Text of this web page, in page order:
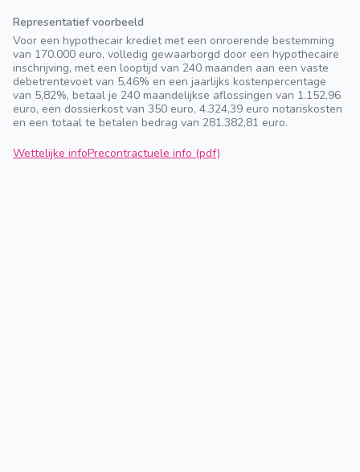
Representatief voorbeeld
Voor een hypothecair krediet met een onroerende bestemming
van 170.000 euro, volledig gewaarborgd door een hypothecaire
inschrijving, met een looptijd van 240 maanden aan een vaste
debetrentevoet van 5,46% en een jaarlijks kostenpercentage
van 5,82%, betaal je 240 maandelijkse aflossingen van 1.152,96
euro, een dossierkost van 350 euro, 4.324,39 euro notariskosten
en een totaal te betalen bedrag van 281.382,81 euro.
Wettelijke infoPrecontractuele info (pdf)